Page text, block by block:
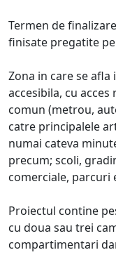
Termen de
finisate pregatite
Zona in care se
accesibila, cu
comun (metrou,
catre principalele
numai cateva
precum; scoli,
comerciale, parcuri
Proiectul contine
cu doua sau trei
compartimentari